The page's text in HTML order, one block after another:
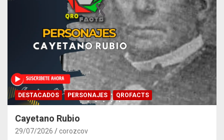
DESTACADOS PERSONAJES QROFACTS
Cayetano Rubio
29/07/2026 corozcov